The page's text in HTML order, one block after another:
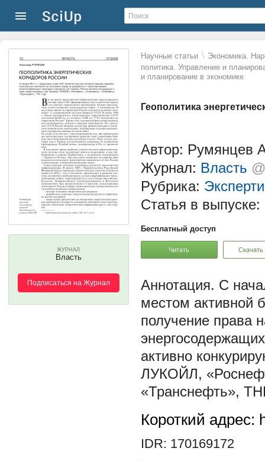
Научные статьи \ Экономика.
политика. Управление и
и планирование в экономике
Геополитика
ЖУРНАЛ
Власть
Подписаться на Журнал
Автор: Румянцев
Журнал: Власть
Рубрика:
Статья в выпуске:
Бесплатный доступ
Читать Скачать
С
местом активной
получение права
активно
ЛУКОЙЛ,
«Транснефть»,
Короткий адрес:
IDR: 170169172